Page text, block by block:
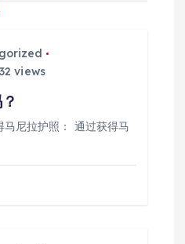
views
尼拉护照： 通过获得马